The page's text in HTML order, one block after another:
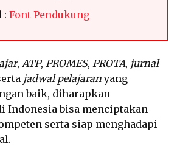
: Font Pendukung
, ATP, PROMES, PROTA, jurnal
jadwal pelajaranyang
baik, diharapkan
Indonesia bisa menciptakan
serta siap menghadapi